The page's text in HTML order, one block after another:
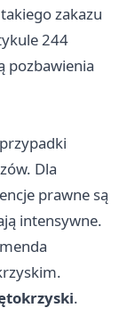
zakazu
244
pozbawienia
Dla
prawne są
intensywne.
.